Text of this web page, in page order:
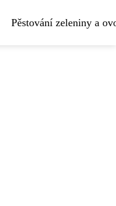
Pěstování zeleniny a